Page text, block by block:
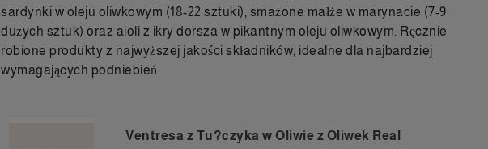
sardynki w oleju oliwkowym (18-22 sztuki), smażone małże w marynacie (7-9
dużych sztuk) oraz aioli z ikry dorsza w pikantnym oleju oliwkowym. Ręcznie
robione produkty z najwyższej jakości składników, idealne dla najbardziej
wymagających podniebień.
Ventresa z Tu?czyka w Oliwie z Oliwek Real